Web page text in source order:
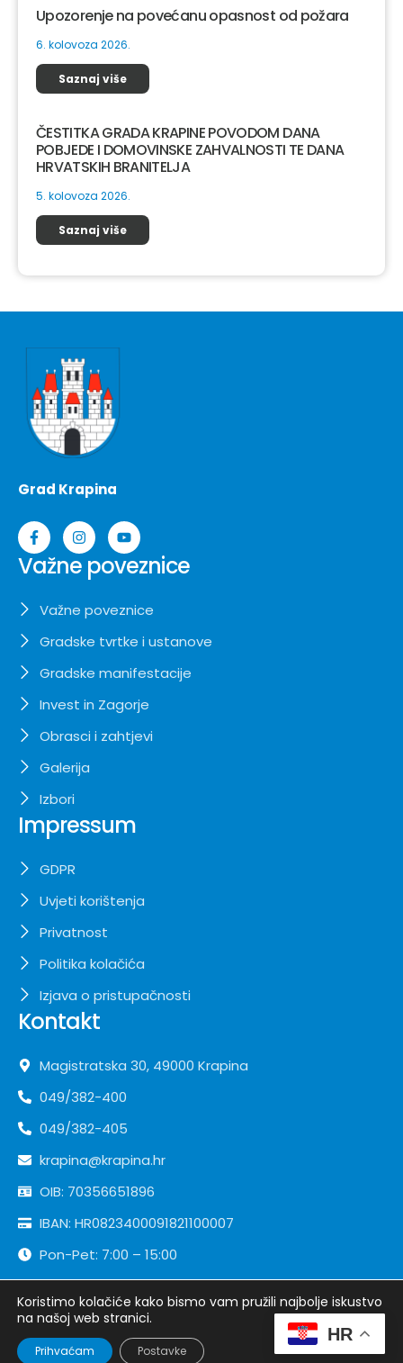
Upozorenje na povećanu opasnost od požara
6. kolovoza 2026.
Saznaj više
ČESTITKA GRADA KRAPINE POVODOM DANA
POBJEDE I DOMOVINSKE ZAHVALNOSTI TE DANA
HRVATSKIH BRANITELJA
5. kolovoza 2026.
Saznaj više
Grad Krapina
Važne poveznice
Važne poveznice
Gradske tvrtke i ustanove
Gradske manifestacije
Invest in Zagorje
Obrasci i zahtjevi
Galerija
Izbori
Impressum
GDPR
Uvjeti korištenja
Privatnost
Politika kolačića
Izjava o pristupačnosti
Kontakt
Magistratska 30, 49000 Krapina
049/382-400
049/382-405
krapina@krapina.hr
OIB: 70356651896
IBAN: HR0823400091821100007
Pon-Pet: 7:00 – 15:00
Copyright ©Grad Krapina
| Sva prava pridržana
Developed by
krMedia
HR
Koristimo kolačiće kako bismo vam pružili najbolje iskustvo
na našoj web stranici.
Prihvaćam Postavke